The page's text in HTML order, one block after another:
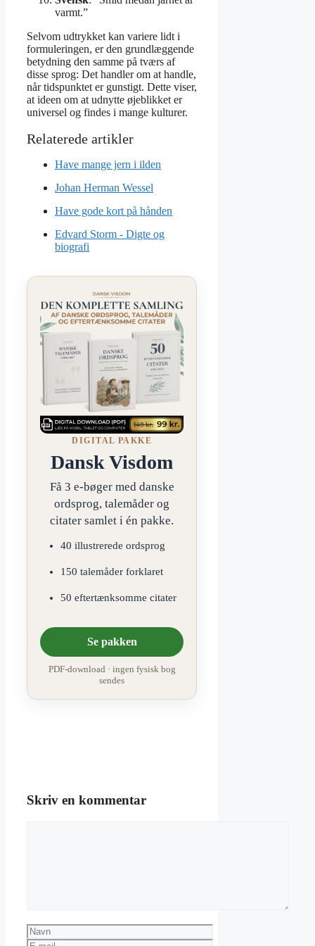
varmt.”
Selvom udtrykket kan variere lidt i
formuleringen, er den grundlæggende
betydning den samme på tværs af
disse sprog: Det handler om at handle,
når tidspunktet er gunstigt. Dette viser,
at ideen om at udnytte øjeblikket er
universel og findes i mange kulturer.
Have mange jern i ilden
Johan Herman Wessel
Have gode kort på hånden
Edvard Storm - Digte og
biografi
DIGITAL PAKKE
Dansk Visdom
Få 3 e-bøger med danske
ordsprog, talemåder og
citater samlet i én pakke.
40 illustrerede ordsprog
150 talemåder forklaret
50 eftertænksomme citater
Se pakken
PDF-download · ingen fysisk bog
sendes
Skriv en kommentar
Navn